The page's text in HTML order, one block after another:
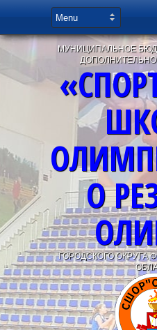
МУНИЦИПАЛЬНОЕ
О
ГОРОДСКОГО ОКРУГА